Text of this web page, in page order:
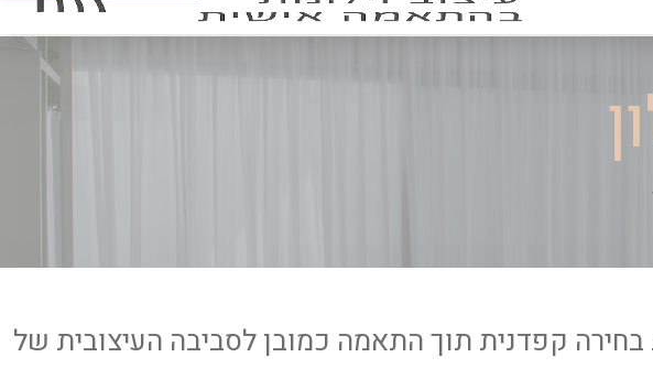
קפדנית תוך התאמה כמובן לסביבה העיצובית של